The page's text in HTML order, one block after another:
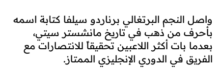
واصل النجم البرتغالي برناردو سيلفا كتابة اسمه
بأحرف من ذهب في تاريخ مانشستر سيتي،
بعدما بات أكثر اللاعبين تحقيقاً للانتصارات مع
الفريق في الدوري الإنجليزي الممتاز.